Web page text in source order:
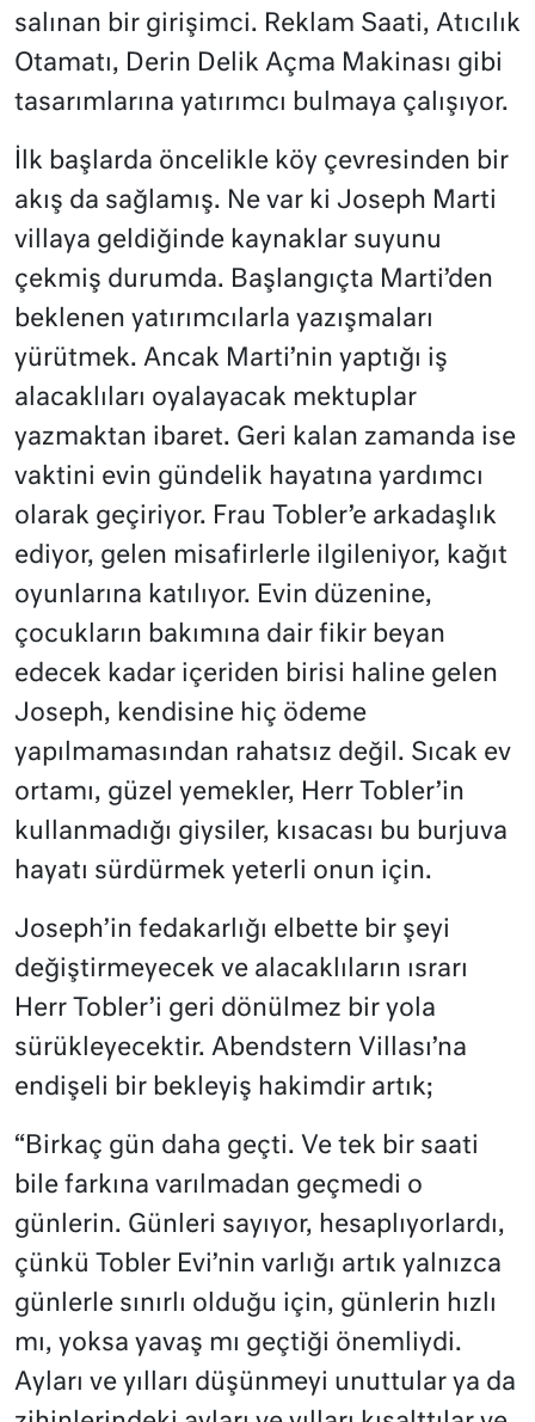
salınan bir girişimci. Reklam Saati, Atıcılık
Otamatı, Derin Delik Açma Makinası gibi
tasarımlarına yatırımcı bulmaya çalışıyor.
İlk başlarda öncelikle köy çevresinden bir
akış da sağlamış. Ne var ki Joseph Marti
villaya geldiğinde kaynaklar suyunu
çekmiş durumda. Başlangıçta Marti’den
beklenen yatırımcılarla yazışmaları
yürütmek. Ancak Marti’nin yaptığı iş
alacaklıları oyalayacak mektuplar
yazmaktan ibaret. Geri kalan zamanda ise
vaktini evin gündelik hayatına yardımcı
olarak geçiriyor. Frau Tobler’e arkadaşlık
ediyor, gelen misafirlerle ilgileniyor, kağıt
oyunlarına katılıyor. Evin düzenine,
çocukların bakımına dair fikir beyan
edecek kadar içeriden birisi haline gelen
Joseph, kendisine hiç ödeme
yapılmamasından rahatsız değil. Sıcak ev
ortamı, güzel yemekler, Herr Tobler’in
kullanmadığı giysiler, kısacası bu burjuva
hayatı sürdürmek yeterli onun için.
Joseph’in fedakarlığı elbette bir şeyi
değiştirmeyecek ve alacaklıların ısrarı
Herr Tobler’i geri dönülmez bir yola
sürükleyecektir. Abendstern Villası’na
endişeli bir bekleyiş hakimdir artık;
“Birkaç gün daha geçti. Ve tek bir saati
bile farkına varılmadan geçmedi o
günlerin. Günleri sayıyor, hesaplıyorlardı,
çünkü Tobler Evi’nin varlığı artık yalnızca
günlerle sınırlı olduğu için, günlerin hızlı
mı, yoksa yavaş mı geçtiği önemliydi.
Ayları ve yılları düşünmeyi unuttular ya da